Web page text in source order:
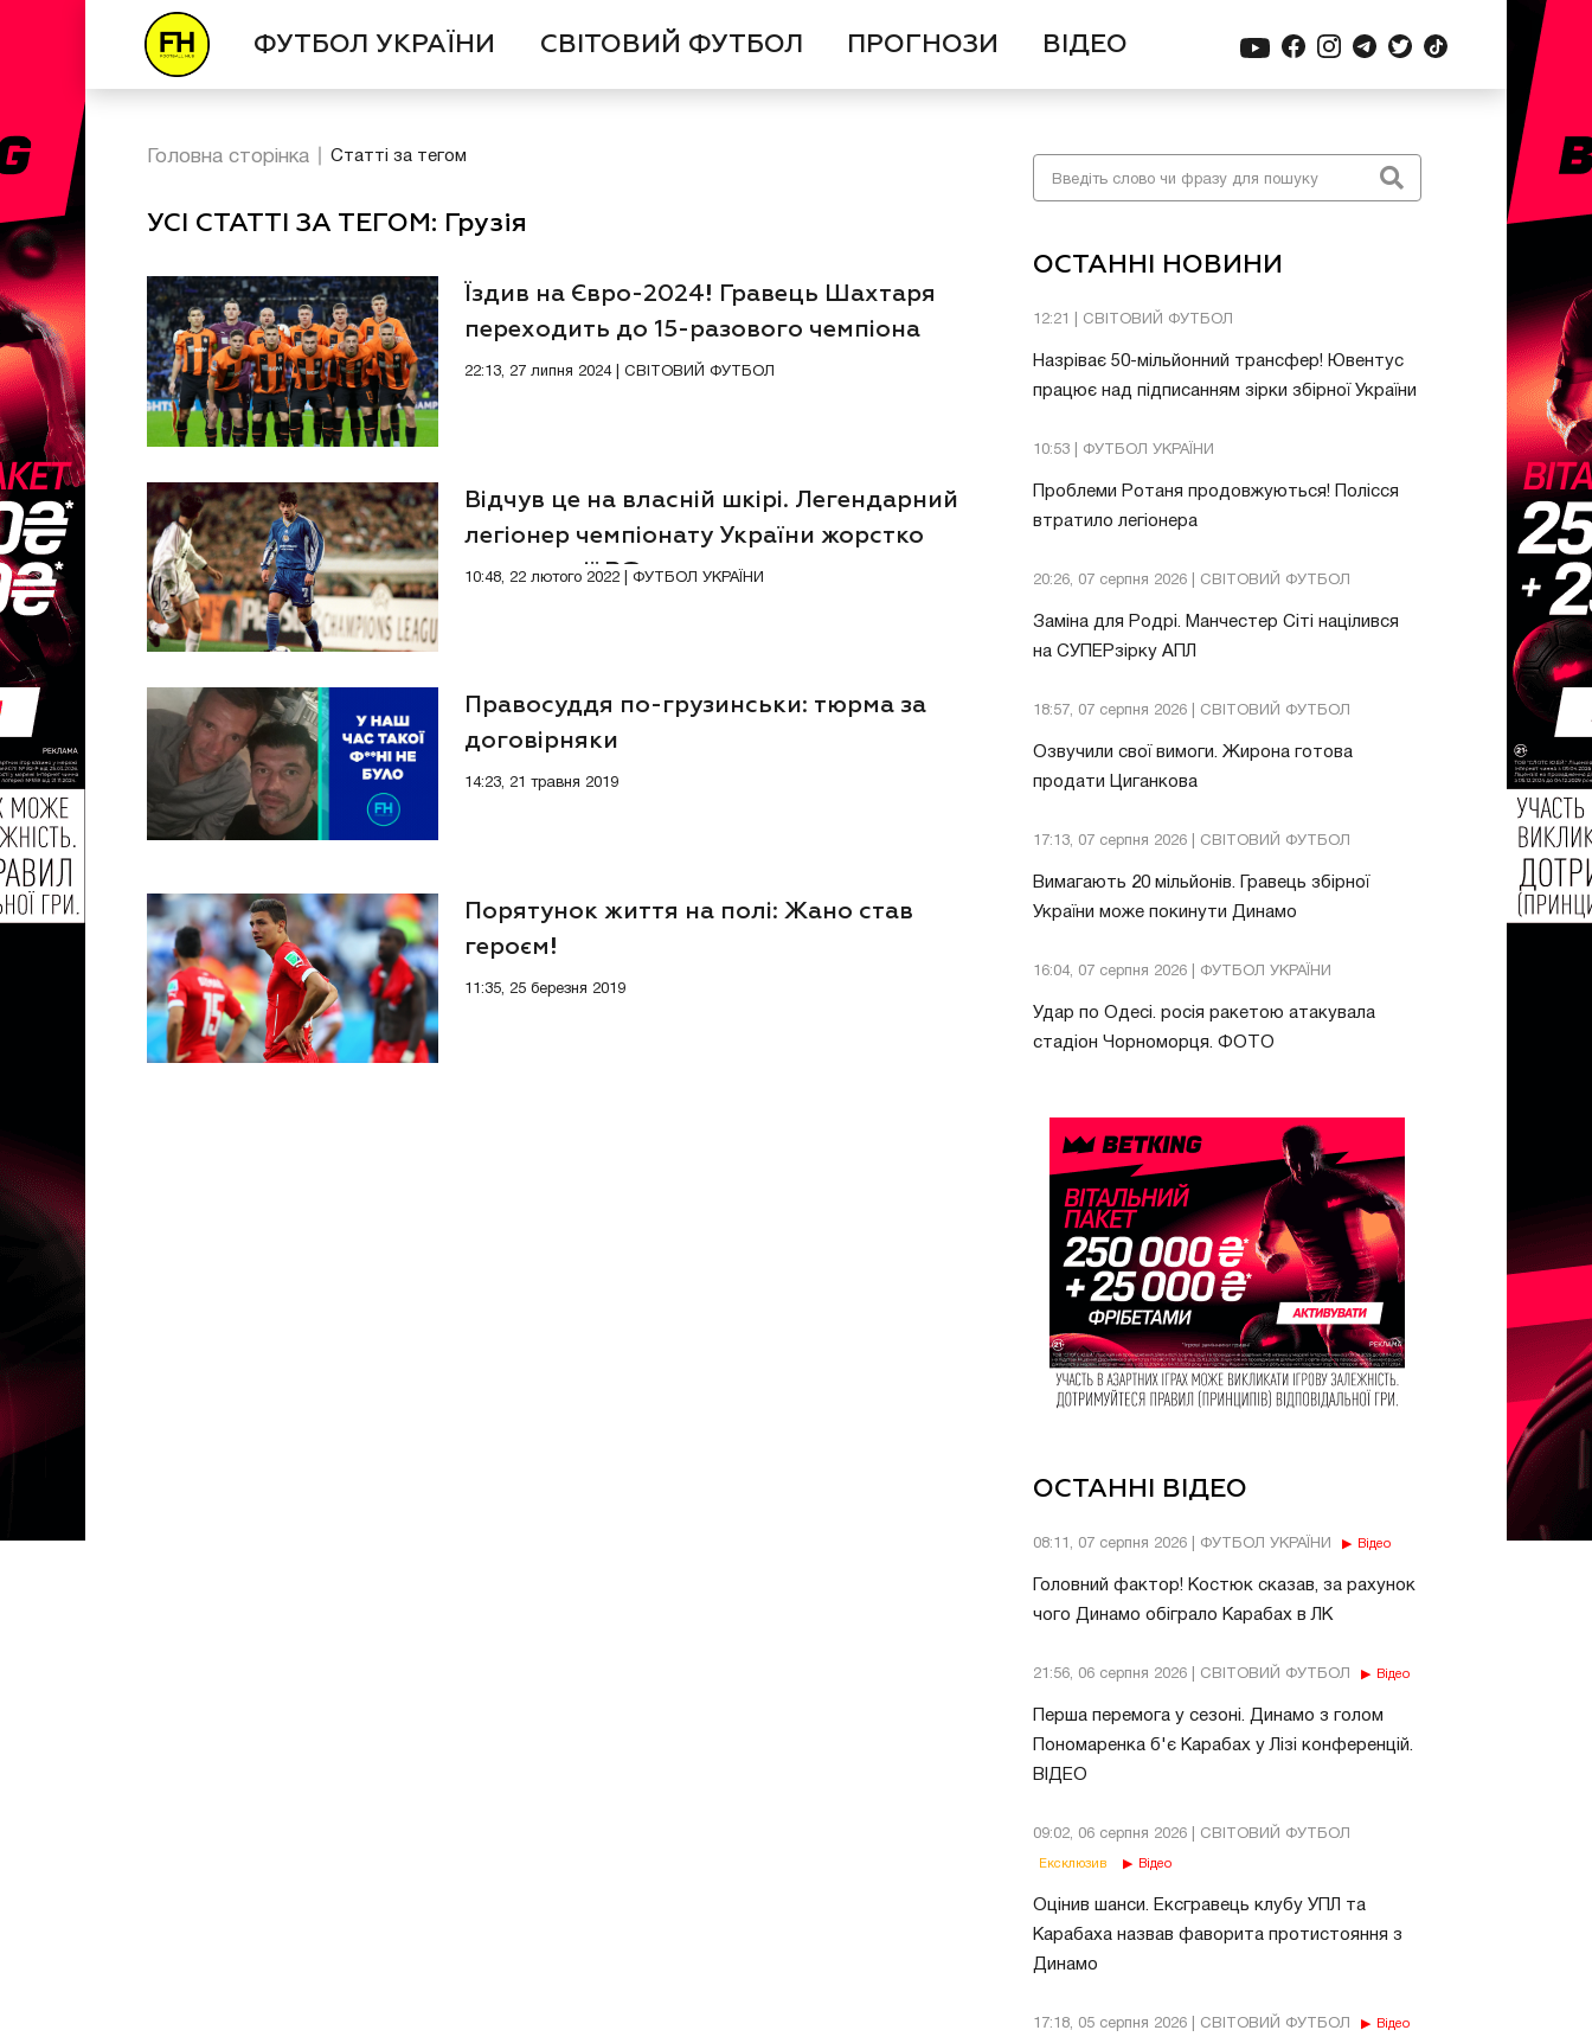
ФУТБОЛ УКРАЇНИ СВІТОВИЙ ФУТБОЛ ПРОГНОЗИ ВІДЕО
ОСТАННІ НОВИНИ
12:21 | СВІТОВИЙ ФУТБОЛ
Назріває 50-мільйонний трансфер! Ювентус
працює над підписанням зірки збірної України
10:53 | ФУТБОЛ УКРАЇНИ
Проблеми Ротаня продовжуються! Полісся
втратило легіонера
20:26, 07 серпня 2026 | СВІТОВИЙ ФУТБОЛ
Заміна для Родрі. Манчестер Сіті націлився
на СУПЕРзірку АПЛ
18:57, 07 серпня 2026 | СВІТОВИЙ ФУТБОЛ
Озвучили свої вимоги. Жирона готова
продати Циганкова
17:13, 07 серпня 2026 | СВІТОВИЙ ФУТБОЛ
Вимагають 20 мільйонів. Гравець збірної
України може покинути Динамо
16:04, 07 серпня 2026 | ФУТБОЛ УКРАЇНИ
Удар по Одесі. росія ракетою атакувала
стадіон Чорноморця. ФОТО
ОСТАННІ ВІДЕО
08:11, 07 серпня 2026 | ФУТБОЛ УКРАЇНИ Відео
Головний фактор! Костюк сказав, за рахунок
чого Динамо обіграло Карабах в ЛК
21:56, 06 серпня 2026 | СВІТОВИЙ ФУТБОЛ Відео
Перша перемога у сезоні. Динамо з голом
Пономаренка б'є Карабах у Лізі конференцій.
ВІДЕО
09:02, 06 серпня 2026 | СВІТОВИЙ ФУТБОЛ
Ексклюзив Відео
Оцінив шанси. Ексгравець клубу УПЛ та
Карабаха назвав фаворита протистояння з
Динамо
17:18, 05 серпня 2026 | СВІТОВИЙ ФУТБОЛ Відео
Головна сторінка Статті за тегом
УСІ СТАТТІ ЗА ТЕГОМ: Грузія
Їздив на Євро-2024! Гравець Шахтаря
переходить до 15-разового чемпіона
22:13, 27 липня 2024 | СВІТОВИЙ ФУТБОЛ
Відчув це на власній шкірі. Легендарний
легіонер чемпіонату України жорстко
засудив дії РФ
10:48, 22 лютого 2022 | ФУТБОЛ УКРАЇНИ
Правосуддя по-грузинськи: тюрма за
договірняки
14:23, 21 травня 2019
Порятунок життя на полі: Жано став
героєм!
11:35, 25 березня 2019